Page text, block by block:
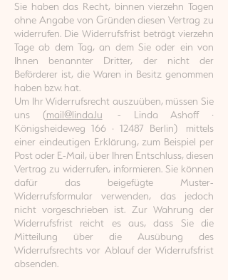
Sie haben das Recht, binnen vierzehn Tagen
ohne Angabe von Gründen diesen Vertrag zu
widerrufen. Die Widerrufsfrist beträgt vierzehn
Tage ab dem Tag, an dem Sie oder ein von
Ihnen benannter Dritter, der nicht der
Beförderer ist, die Waren in Besitz genommen
haben bzw. hat.
Um Ihr Widerrufsrecht auszuüben, müssen Sie
uns ​ (mail@linda.lu - Linda Ashoff ·
Königsheideweg 166 · 12487 Berlin​) mittels
einer eindeutigen Erklärung, zum Beispiel per
Post oder E-Mail, über Ihren Entschluss, diesen
Vertrag zu widerrufen, informieren. Sie können
dafür das beigefügte Muster-
Widerrufsformular verwenden, das jedoch
nicht vorgeschrieben ist. Zur Wahrung der
Widerrufsfrist reicht es aus, dass Sie die
Mitteilung über die Ausübung des
Widerrufsrechts vor Ablauf der Widerrufsfrist
absenden.